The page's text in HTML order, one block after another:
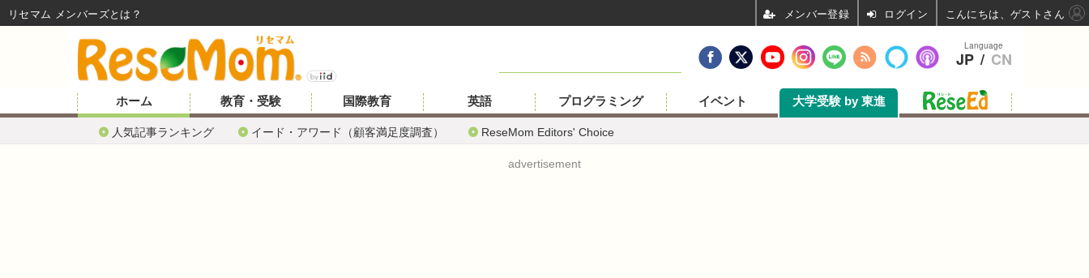
ホーム
人気記事ランキング イード・アワード（顧客満足度調査） ReseMom Editors' Choice
教育・受験 国際教育 英語 プログラミング イベント 大学受験 by 東進
advertisement
Language
JP / CN
リセマム メンバーズ ログイン こんにちは、ゲストさん